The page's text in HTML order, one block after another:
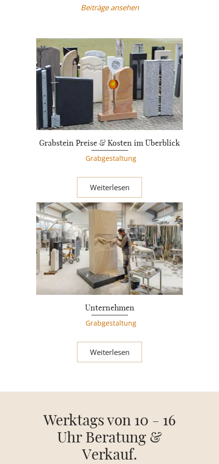
Beiträge ansehen
Grabstein Preise & Kosten im Überblick
Grabgestaltung
Weiterlesen
Unternehmen
Grabgestaltung
Weiterlesen
Werktags von 10 - 16
Uhr Beratung &
Verkauf.